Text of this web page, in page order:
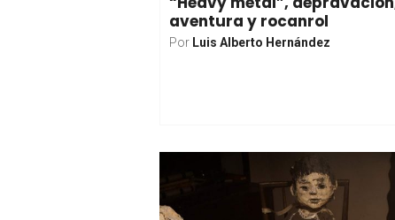
aventura y rocanrol
Por Luis Alberto Hernández